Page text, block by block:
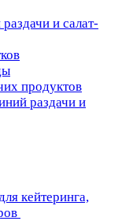
и салат-
продуктов
раздачи и
кейтеринга,